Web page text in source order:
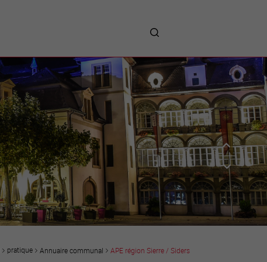
Prestations
Avantages
Unternehmen :
Willkommen!
Companies : Welcome!
Imprese : benvenute!
pratique Annuaire communal APE région Sierre / Siders